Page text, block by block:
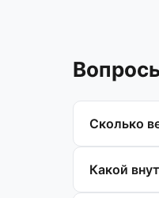
Сколько
Какой